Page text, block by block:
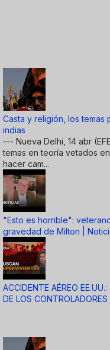
Casta y religión, los
indias
--- Nueva Delhi, 14 abr
temas en teoría vetados
hacer cam...
"Esto es horrible":
gravedad de Milton |
ACCIDENTE AÉREO
DE LOS